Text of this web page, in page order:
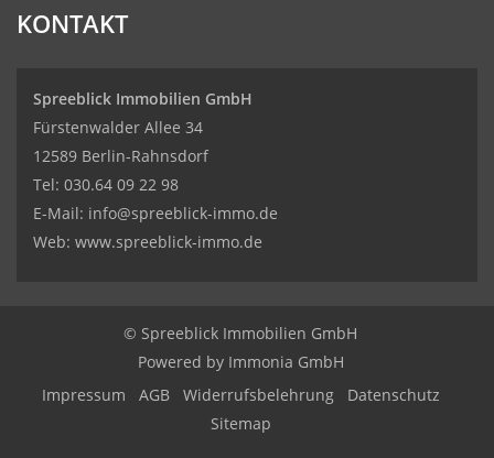
KONTAKT
Spreeblick Immobilien GmbH
Fürstenwalder Allee 34
12589 Berlin-Rahnsdorf
Tel: 030.64 09 22 98
E-Mail: info@spreeblick-immo.de
Web: www.spreeblick-immo.de
© Spreeblick Immobilien GmbH
Powered by Immonia GmbH
Impressum
AGB Widerrufsbelehrung
Datenschutz
Sitemap